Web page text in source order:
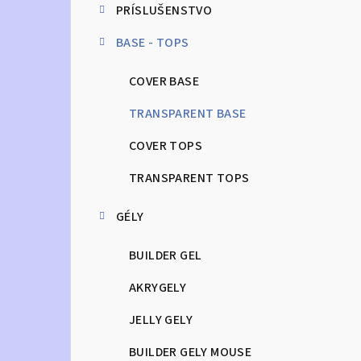
PRÍSLUŠENSTVO
BASE - TOPS
COVER BASE
TRANSPARENT BASE
COVER TOPS
TRANSPARENT TOPS
GÉLY
BUILDER GEL
AKRYGELY
JELLY GELY
BUILDER GELY MOUSE